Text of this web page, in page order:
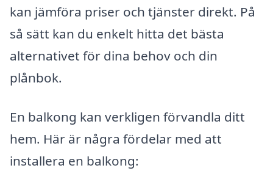
kan jämföra priser och tjänster direkt. På
så sätt kan du enkelt hitta det bästa
alternativet för dina behov och din
plånbok.
En balkong kan verkligen förvandla ditt
hem. Här är några fördelar med att
installera en balkong: